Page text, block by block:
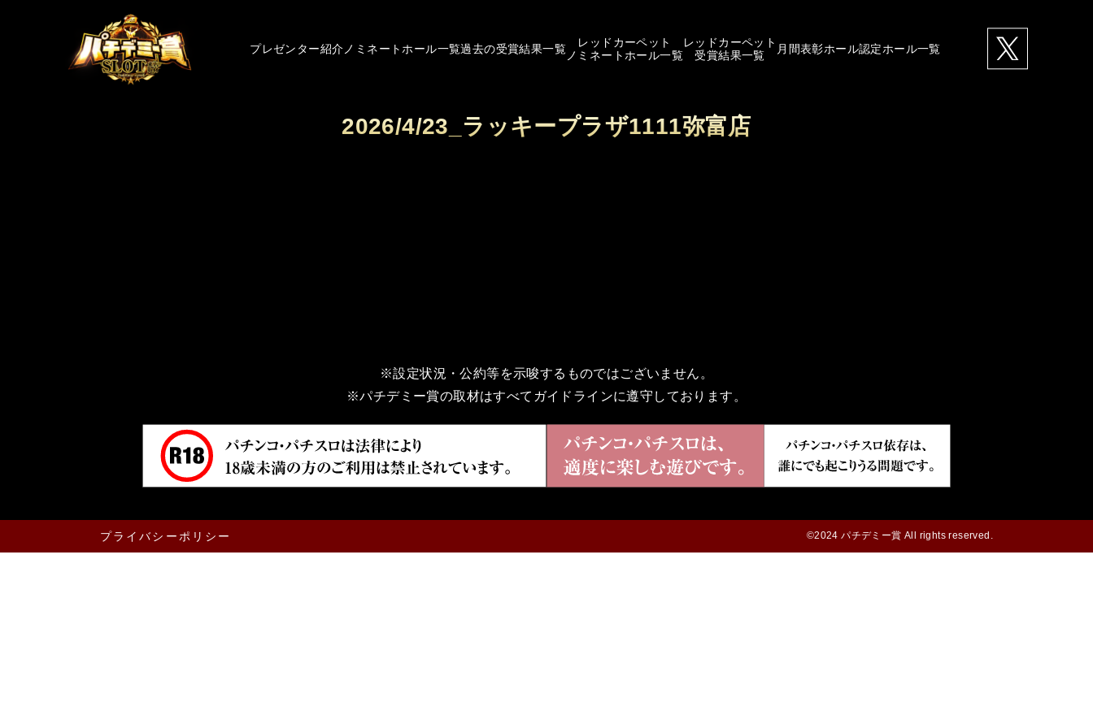
プレゼンター紹介 ノミネートホール一覧過去の受賞結果一覧
レッドカーペット
ノミネートホール一覧
レッドカーペット
受賞結果一覧
月間表彰ホール認定ホール一覧
2026/4/23_ラッキープラザ1111弥富店
※設定状況・公約等を示唆するものではございません。
※パチデミー賞の取材はすべてガイドラインに遵守しております。
プライバシーポリシー ©2024 パチデミー賞 All rights reserved.